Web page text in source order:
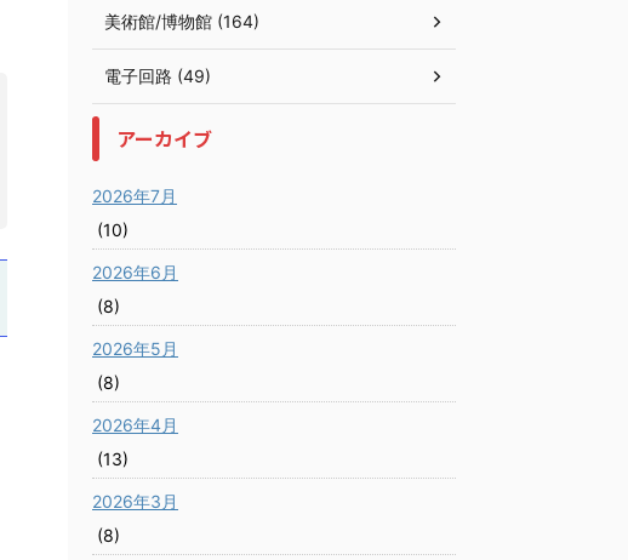
美術館/博物館 (164)
電子回路 (49)
アーカイブ
2026年7月
(10)
2026年6月
(8)
2026年5月
(8)
2026年4月
(13)
2026年3月
(8)